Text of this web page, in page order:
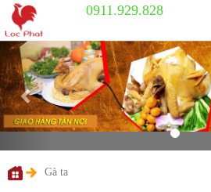
0911.929.828
Previous